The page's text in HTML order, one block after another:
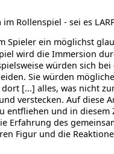
Rollenspiel - sei es
Spieler ein möglichst
wird die Immersion
würden sich bei
Sie würden
[...] alles, was nicht
verstecken. Auf diese
entfliehen und in diesem
Erfahrung des
Figur und die